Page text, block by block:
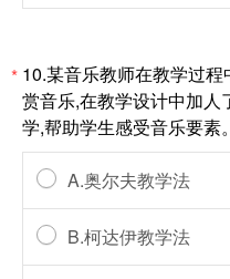
* 10.某音乐教师在教学过
赏音乐,在教学设计中加人
学,帮助学生感受音乐要素
A.奥尔夫教学法
B.柯达伊教学法